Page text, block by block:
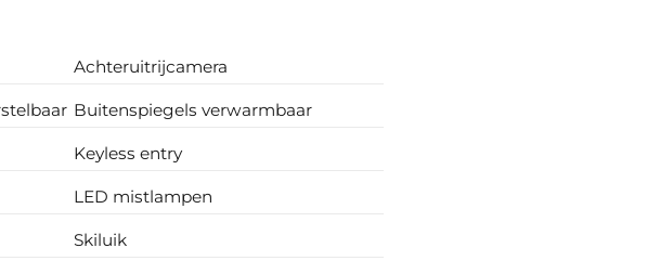
Achteruitrijcamera
Buitenspiegels verwarmbaar
Keyless entry
LED mistlampen
Skiluik